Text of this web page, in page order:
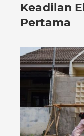
Keadilan
Pertama